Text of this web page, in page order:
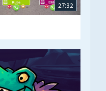
27:32